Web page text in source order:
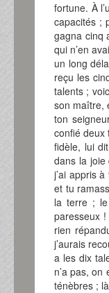
fortune. À
capacités ;
gagna cinq
qui n’en
un long
reçu les
talents ;
son maître,
ton
confié deux
fidèle, lui
dans la joie
j’ai appris
et tu
la terre ;
paresseux
rien
j’aurais
a les dix
n’a pas,
ténèbres ;